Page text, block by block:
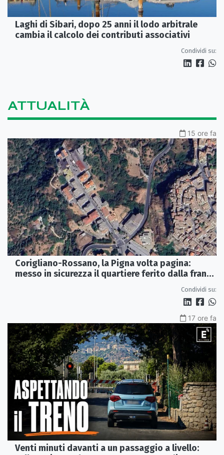
Laghi di Sibari, dopo 25 anni il lodo arbitrale
cambia il calcolo dei contributi associativi
Condividi su:
ATTUALITÀ
15 ore fa
Corigliano-Rossano, la Pigna volta pagina:
messo in sicurezza il quartiere ferito dalla frana
Condividi su:
17 ore fa
Venti minuti davanti a un passaggio a livello: